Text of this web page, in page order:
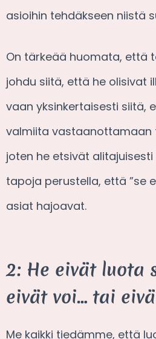
asioihin tehdäkseen niistä
On tärkeää huomata, että
johdu siitä, että he olisivat
vaan yksinkertaisesti siitä,
valmiita vastaanottamaan
joten he etsivät
tapoja perustella, että ”se
asiat hajoavat.
2: He eivät luota
eivät voi… tai
Me kaikki tiedämme, että